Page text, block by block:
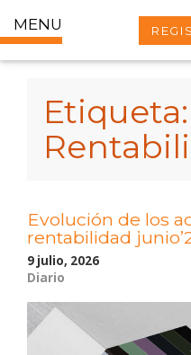
MENU
Etiqueta:
Evolución de los
rentabilidad
9 julio, 2026
Diario